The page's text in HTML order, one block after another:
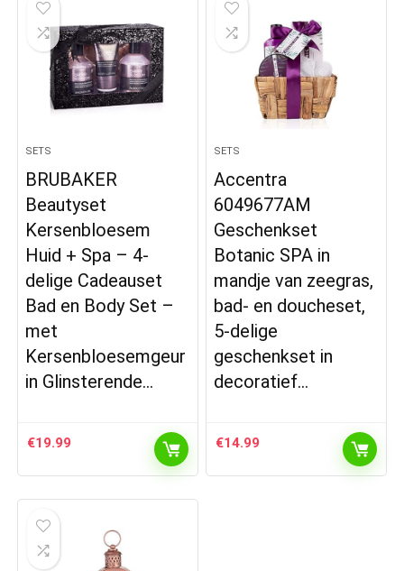
SETS
BRUBAKER
Beautyset
Kersenbloesem
Huid + Spa – 4-
delige Cadeauset
Bad en Body Set –
met
Kersenbloesemgeur
in Glinsterende…
€19.99
SETS
Accentra
6049677AM
Geschenkset
Botanic SPA in
mandje van zeegras,
bad- en doucheset,
5-delige
geschenkset in
decoratief…
€14.99